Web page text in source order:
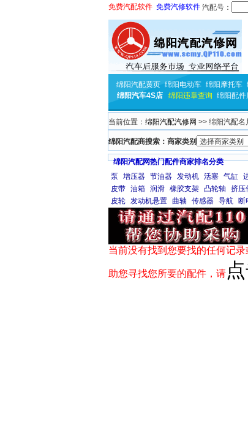
免费汽配软件 免费汽修软件 汽配号：
绵阳汽配黄页 绵阳电动车 绵阳摩托车
绵阳汽车4S店
绵阳违章查询 绵阳配件
当前位置： 绵阳汽配汽修网 >> 绵阳汽配名
绵阳汽配商搜索：商家类别
绵阳汽配网热门配件商家排名分类
泵
增压器 节油器 发动机 活塞 气缸
皮带 油箱 润滑 橡胶支架 凸轮轴 挤压
皮轮 发动机悬置 曲轴 传感器 导航 断
当前没有找到您要找的任何记
助您寻找您所要的配件，请